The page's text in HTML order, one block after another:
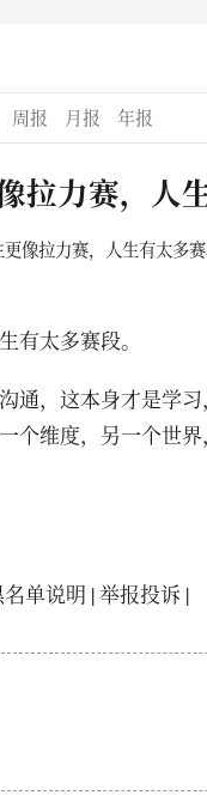
周报 月报 年报
拉力赛，人
像拉力赛，人生有太多赛
有太多赛段。
通，这本身才是学
个维度，另一个世
单说明 |举报投诉 |